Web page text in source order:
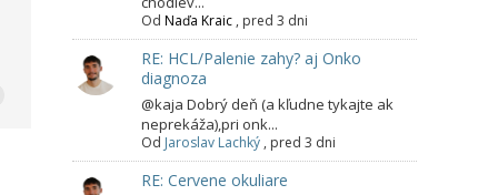
Od Naďa Kraic , pred 3 dni
RE: HCL/Palenie zahy? aj Onko
diagnoza
@kaja Dobrý deň (a kľudne tykajte ak
neprekáža),pri onk...
Od Jaroslav Lachký , pred 3 dni
RE: Cervene okuliare